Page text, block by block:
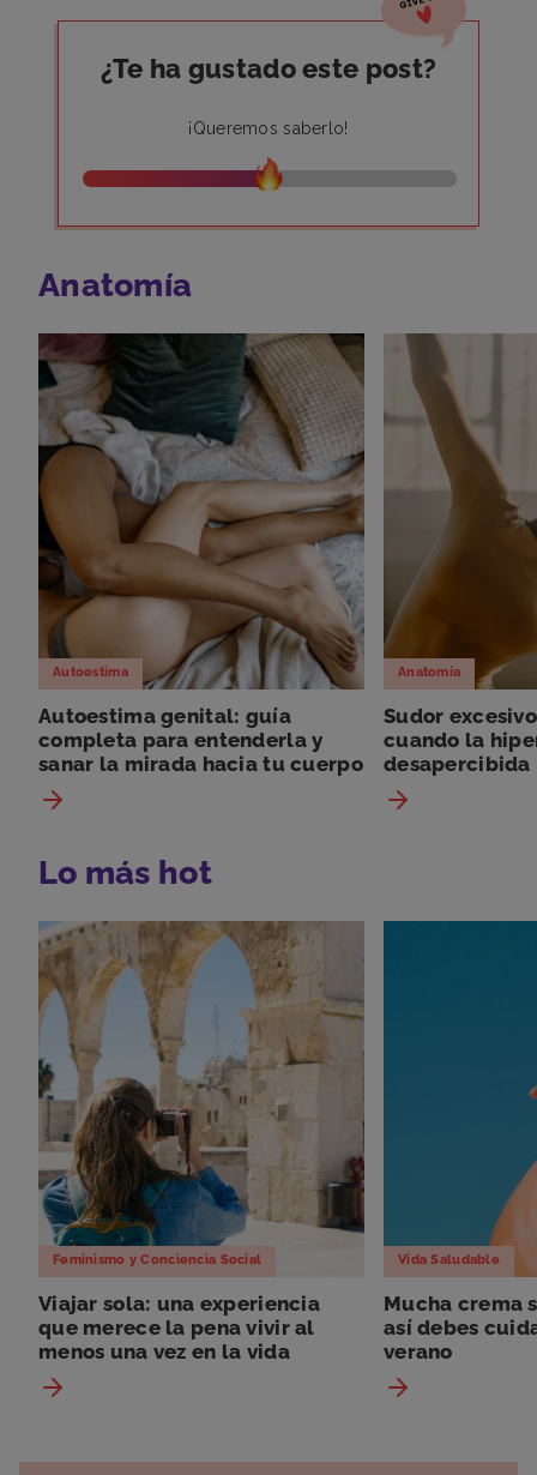
¿Te ha gustado este post?
¡Queremos saberlo!
Anatomía
Autoestima
Autoestima genital: guía
completa para entenderla y
sanar la mirada hacia tu cuerpo
Anatomía
Sudor
cuando la
desapercibida
Lo más hot
Feminismo y Conciencia Social
Viajar sola: una experiencia
que merece la pena vivir al
menos una vez en la vida
Vida Saludable
Mucha crema
así debes
verano